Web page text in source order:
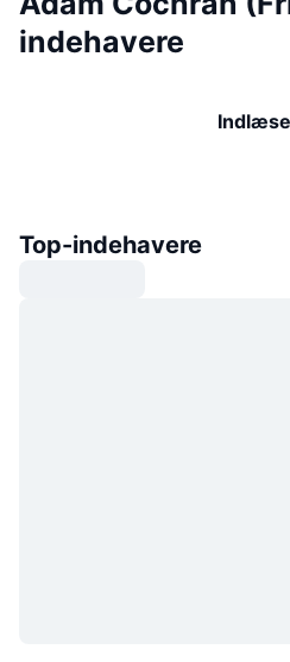
indehavere
Top-indehavere